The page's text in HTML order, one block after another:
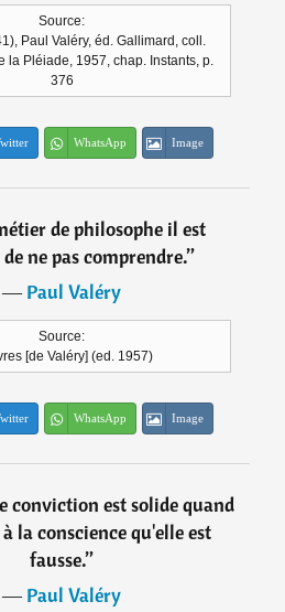
Source:
Paul Valéry, éd. Gallimard, coll.
la Pléiade, 1957, chap. Instants, p.
376
WhatsApp Image
de philosophe il est
ne pas comprendre.”
―Paul Valéry
Source:
[de Valéry] (ed. 1957)
WhatsApp Image
conviction est solide quand
la conscience qu'elle est
fausse.”
―Paul Valéry